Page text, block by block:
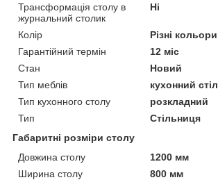
Трансформація столу в
журнальний столик
Ні
Колір
Різні кольори
Гарантійний термін
12 міс
Стан
Новий
Тип меблів
кухонний стіл
Тип кухонного столу
розкладний
Тип
Стільниця
Габаритні розміри столу
Довжина столу
1200 мм
Ширина столу
800 мм